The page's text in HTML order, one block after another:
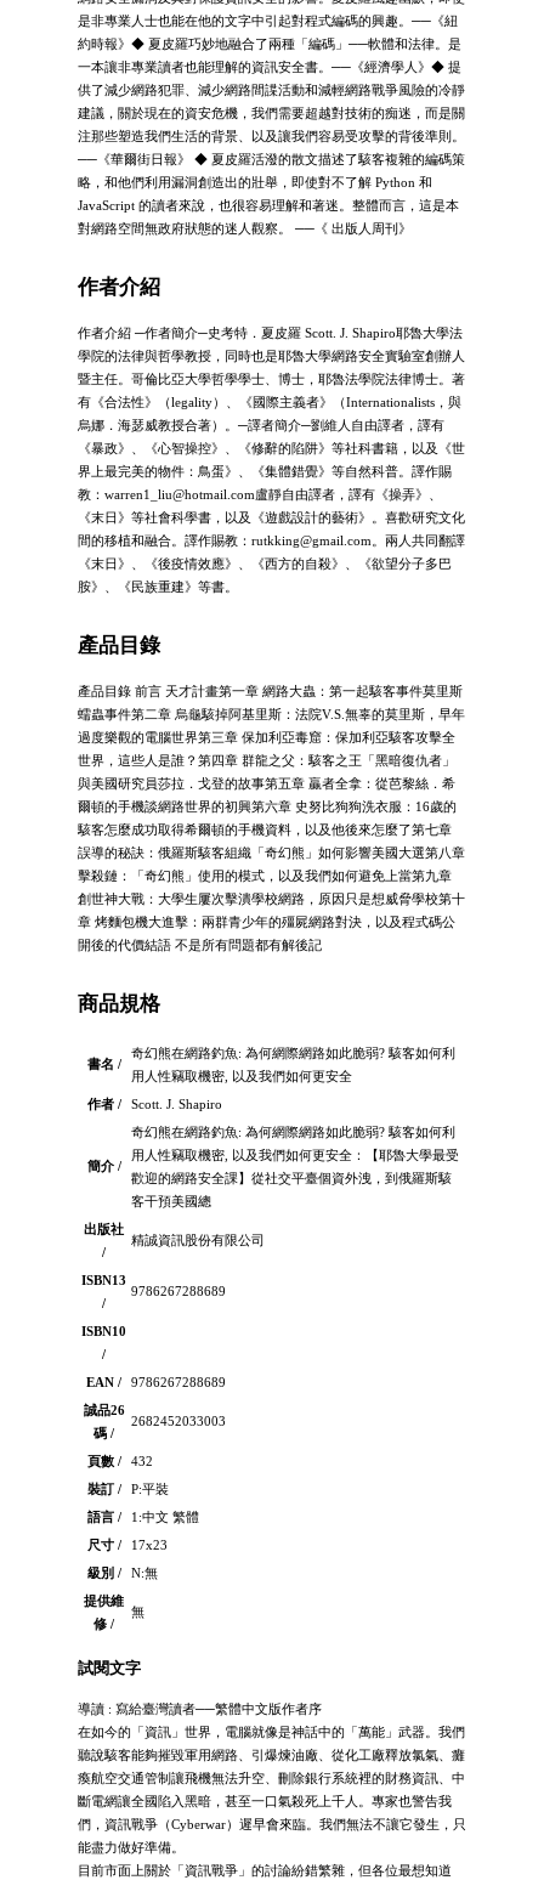
是非專業人士也能在他的文字中引起對程式編碼的興趣。──《紐
約時報》◆ 夏皮羅巧妙地融合了兩種「編碼」──軟體和法律。是
一本讓非專業讀者也能理解的資訊安全書。──《經濟學人》◆ 提
供了減少網路犯罪、減少網路間諜活動和減輕網路戰爭風險的冷靜
建議，關於現在的資安危機，我們需要超越對技術的痴迷，而是關
注那些塑造我們生活的背景、以及讓我們容易受攻擊的背後準則。
──《華爾街日報》 ◆ 夏皮羅活潑的散文描述了駭客複雜的編碼策
略，和他們利用漏洞創造出的壯舉，即使對不了解 Python 和
JavaScript 的讀者來說，也很容易理解和著迷。整體而言，這是本
對網路空間無政府狀態的迷人觀察。 ──《 出版人周刊》
作者介紹
作者介紹 ─作者簡介─史考特．夏皮羅 Scott. J. Shapiro耶魯大學法
學院的法律與哲學教授，同時也是耶魯大學網路安全實驗室創辦人
暨主任。哥倫比亞大學哲學學士、博士，耶魯法學院法律博士。著
有《合法性》（legality）、《國際主義者》（Internationalists，與
烏娜．海瑟威教授合著）。─譯者簡介─劉維人自由譯者，譯有
《暴政》、《心智操控》、《修辭的陷阱》等社科書籍，以及《世
界上最完美的物件：鳥蛋》、《集體錯覺》等自然科普。譯作賜
教： warren1_liu@hotmail.com盧靜自由譯者，譯有《操弄》、
《末日》等社會科學書，以及《遊戲設計的藝術》。喜歡研究文化
間的移植和融合。譯作賜教： rutkking@gmail.com 。兩人共同翻譯
《末日》、《後疫情效應》、《西方的自殺》、《欲望分子多巴
胺》、《民族重建》等書。
產品目錄
產品目錄 前言 天才計畫第一章 網路大蟲：第一起駭客事件莫里斯
蠕蟲事件第二章 烏龜駭掉阿基里斯：法院V.S.無辜的莫里斯，早年
過度樂觀的電腦世界第三章 保加利亞毒窟：保加利亞駭客攻擊全
世界，這些人是誰？第四章 群龍之父：駭客之王「黑暗復仇者」
與美國研究員莎拉．戈登的故事第五章 贏者全拿：從芭黎絲．希
爾頓的手機談網路世界的初興第六章 史努比狗狗洗衣服：16歲的
駭客怎麼成功取得希爾頓的手機資料，以及他後來怎麼了第七章
誤導的秘訣：俄羅斯駭客組織「奇幻熊」如何影響美國大選第八章
擊殺鏈：「奇幻熊」使用的模式，以及我們如何避免上當第九章
創世神大戰：大學生屢次擊潰學校網路，原因只是想威脅學校第十
章 烤麵包機大進擊：兩群青少年的殭屍網路對決，以及程式碼公
開後的代價結語 不是所有問題都有解後記
商品規格
書名 /
奇幻熊在網路釣魚: 為何網際網路如此脆弱? 駭客如何利
用人性竊取機密, 以及我們如何更安全
作者 /
Scott. J. Shapiro
簡介 /
奇幻熊在網路釣魚: 為何網際網路如此脆弱? 駭客如何利
用人性竊取機密, 以及我們如何更安全：【耶魯大學最受
歡迎的網路安全課】從社交平臺個資外洩，到俄羅斯駭
客干預美國總
出版社
/
精誠資訊股份有限公司
ISBN13
/
9786267288689
ISBN10
/
EAN /
9786267288689
誠品26
碼 /
2682452033003
頁數 /
432
裝訂 /
P:平裝
語言 /
1:中文 繁體
尺寸 /
17x23
級別 /
N:無
提供維
修 /
無
試閱文字
導讀 : 寫給臺灣讀者──繁體中文版作者序
在如今的「資訊」世界，電腦就像是神話中的「萬能」武器。我們
聽說駭客能夠摧毀軍用網路、引爆煉油廠、從化工廠釋放氯氣、癱
瘓航空交通管制讓飛機無法升空、刪除銀行系統裡的財務資訊、中
斷電網讓全國陷入黑暗，甚至一口氣殺死上千人。專家也警告我
們，資訊戰爭（Cyberwar）遲早會來臨。我們無法不讓它發生，只
能盡力做好準備。
目前市面上關於「資訊戰爭」的討論紛錯繁雜，但各位最想知道